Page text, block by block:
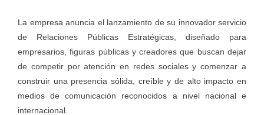
La empresa anuncia el lanzamiento de su innovador servicio
de Relaciones Públicas Estratégicas, diseñado para
empresarios, figuras públicas y creadores que buscan dejar
de competir por atención en redes sociales y comenzar a
construir una presencia sólida, creíble y de alto impacto en
medios de comunicación reconocidos a nivel nacional e
internacional.